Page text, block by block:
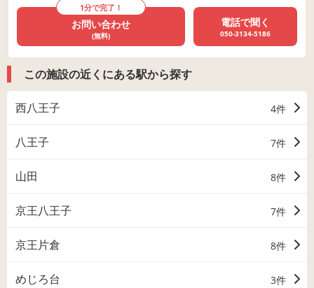
1分で完了！
お問い合わせ
(無料)
電話で聞く
050-3134-5186
この施設の近くにある駅から探す
西八王子 4件
八王子 7件
山田 8件
京王八王子 7件
京王片倉 8件
めじろ台 3件